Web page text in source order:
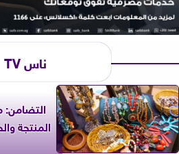
ناس TV
التضامن:
المنتجة